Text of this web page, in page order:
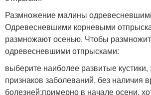
Размножение малины
Одревесневшими корневыми
размножают осенью. Чтобы
одревесневшими отпрысками:
выберите наиболее развитые
признаков заболеваний, без наличия
болезней;примерно в начале осени,